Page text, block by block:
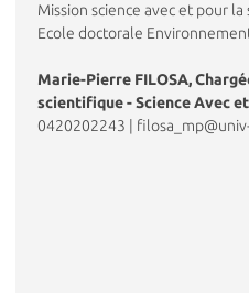
Mission science avec et pour la
Ecole doctorale
Marie-Pierre FILOSA,
scientifique - Science Avec
0420202243